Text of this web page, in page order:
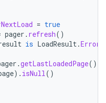
= true
pager . refresh()
is LoadResult.Error
.getLastLoadedPage()
). isNull()